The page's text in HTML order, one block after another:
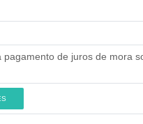
de juros de mora